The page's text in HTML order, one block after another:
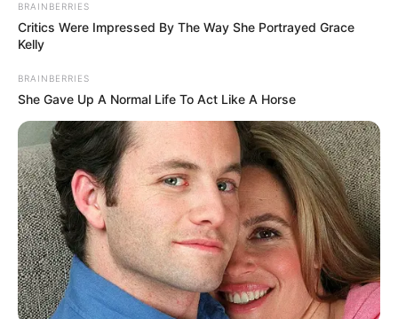
rendszerváltás előtti fellépéseit és lemezeladásait,
ennek köszönhetően került kicsivel magasabb
–„Nevetséges. Miközben tele van a rádió a
dalaimmal, nekem közben azon kell agyalnom,
melyik bolti akcióra mozduljak rá, hogy kijöjjön a
hónap. A farhát már luxusnak számít.
Pataky Attila Budajenőn él egykori álmai
BRAINBERRIES
Critics Were Impressed By The Way She Portrayed Grace
Kelly
BRAINBERRIES
She Gave Up A Normal Life To Act Like A Horse